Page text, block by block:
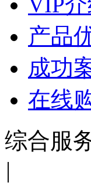
产品
成功
在线
综合服
|